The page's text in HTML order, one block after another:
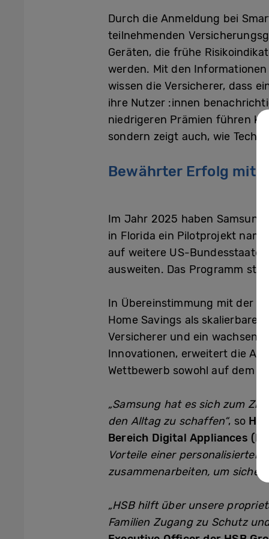
Durch die Anmeldung bei
teilnehmenden
Geräten, die frühe
werden. Mit den
wissen die Versicherer, dass
ihre Nutzer :innen
niedrigeren Prämien führen
sondern zeigt auch, wie
Bewährter Erfolg mit
Im Jahr 2025 haben
in Florida ein Pilotprojekt
auf weitere US-
ausweiten. Das Programm
In Übereinstimmung mit der
Home Savings als
Versicherer und ein
Innovationen, erweitert die
Wettbewerb sowohl auf dem
„Samsung hat es sich zum
den Alltag zu schaffen“, so
Bereich Digital Appliances
Vorteile einer
zusammenarbeiten, um
„HSB hilft über unsere
Familien Zugang zu Schutz